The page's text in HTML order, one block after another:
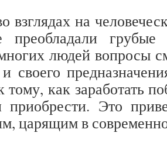
взглядах на
грубые
людей вопросы
своего
тому, как заработать
приобрести. Это
царящим в